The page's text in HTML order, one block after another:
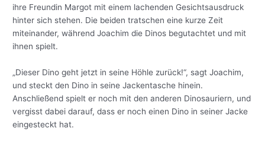
ihre Freundin Margot mit einem lachenden Gesichtsausdruck
hinter sich stehen. Die beiden tratschen eine kurze Zeit
miteinander, während Joachim die Dinos begutachtet und mit
ihnen spielt.
„Dieser Dino geht jetzt in seine Höhle zurück!“, sagt Joachim,
und steckt den Dino in seine Jackentasche hinein.
Anschließend spielt er noch mit den anderen Dinosauriern, und
vergisst dabei darauf, dass er noch einen Dino in seiner Jacke
eingesteckt hat.